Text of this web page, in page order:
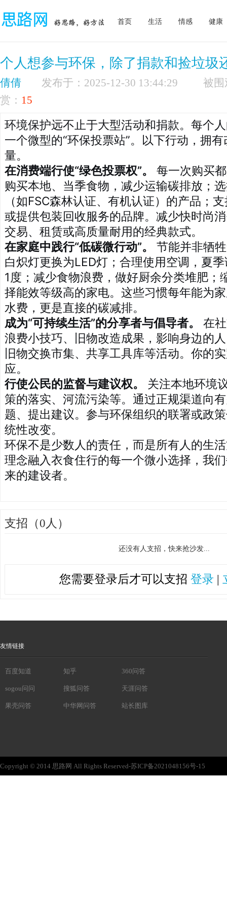
首页 生活 情感 健康
个人想参与环保，除了捐款和捡垃圾
倩倩 发布于：2025-12-30 13:44:29
赏： 15
环境保护远不止于大型活动和捐款。每个
一个微型的“环保投票站”。以下行动，拥
量。
在消费端行使“绿色投票权”。
每一次购买
购买本地、当季食物，减少运输碳排放；
（如FSC森林认证、有机认证）的产品；
或提供包装回收服务的品牌。减少快时尚
交易、租赁或高质量耐用的经典款式。
在家庭中践行“低碳微行动”。
节能并非牺
白炽灯更换为LED灯；合理使用空调，夏
1度；减少食物浪费，做好厨余分类堆肥；
择能效等级高的家电。这些习惯每年能为
水费，更是直接的碳减排。
成为“可持续生活”的分享者与倡导者。
在
浪费小技巧、旧物改造成果，影响身边的
旧物交换市集、共享工具库等活动。你的
应。
行使公民的监督与建议权。
关注本地环境
策的落实、河流污染等。通过正规渠道向
题、提出建议。参与环保组织的联署或政
统性改变。
环保不是少数人的责任，而是所有人的生
理念融入衣食住行的每一个微小选择，我
来的建设者。
支招（0人）
还没有人支招，快来抢沙发...
您需要登录后才可以支招 登录 |
友情链接
百度知道 知乎 360问答
sogou问问 搜狐问答 天涯问答
果壳问答 中华网问答 站长图库
Copyright © 2014 思路网 All Rights Reserved-苏ICP备2021048156号-15